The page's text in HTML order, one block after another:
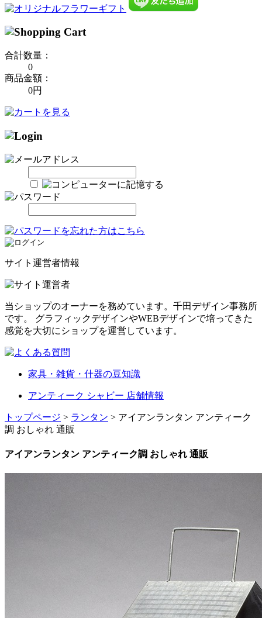
合計数量：
0
商品金額：
0円
サイト運営者情報
当ショップのオーナーを務めています。千田デザイン事務所
です。 グラフィックデザインやWEBデザインで培ってきた
感覚を大切にショップを運営しています。
家具・雑貨・什器の豆知識
アンティーク シャビー 店舗情報
トップページ > ランタン > アイアンランタン アンティーク
調 おしゃれ 通販
アイアンランタン アンティーク調 おしゃれ 通販